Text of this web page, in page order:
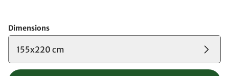
Dimensions
155x220 cm